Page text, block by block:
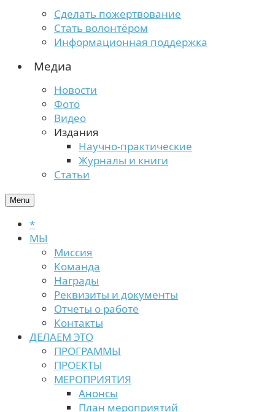
Сделать пожертвование
Стать волонтёром
Информационная поддержка
Медиа
Новости
Фото
Видео
Издания
Научно-практические
Журналы и книги
Статьи
Menu
*
МЫ
Миссия
Команда
Награды
Реквизиты и документы
Отчеты о работе
Контакты
ДЕЛАЕМ ЭТО
ПРОГРАММЫ
ПРОЕКТЫ
МЕРОПРИЯТИЯ
Анонсы
План мероприятий